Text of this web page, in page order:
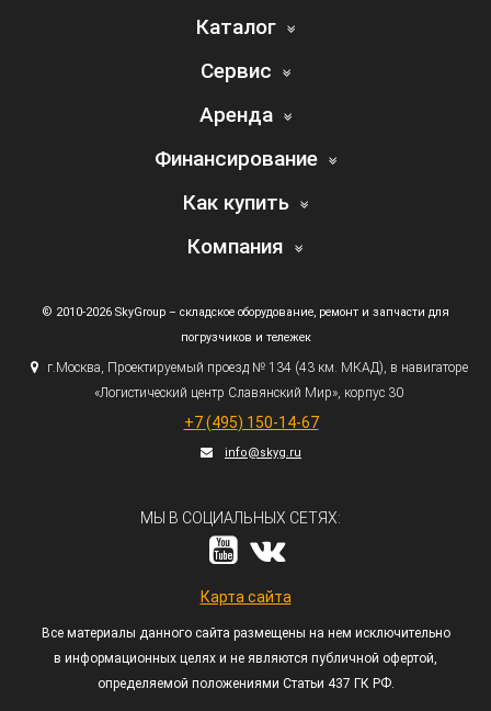
Каталог
Сервис
Аренда
Финансирование
Как купить
Компания
© 2010-2026 SkyGroup – складское оборудование, ремонт и запчасти для
погрузчиков и тележек
г.Москва, Проектируемый проезд № 134 (43км. МКАД), в навигаторе
«Логистический центр Славянский Мир», корпус 30
+7 (495) 150-14-67
info@skyg.ru
МЫ В СОЦИАЛЬНЫХ СЕТЯХ:
Карта сайта
Все материалы данного сайта размещены на нем исключительно
в информационных целях и не являются публичной офертой,
определяемой положениями Статьи 437 ГК РФ.